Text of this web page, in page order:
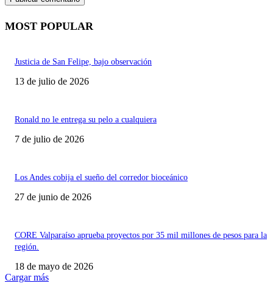
MOST POPULAR
Justicia de San Felipe, bajo observación
13 de julio de 2026
Ronald no le entrega su pelo a cualquiera
7 de julio de 2026
Los Andes cobija el sueño del corredor bioceánico
27 de junio de 2026
CORE Valparaíso aprueba proyectos por 35 mil millones de pesos para la
región.
18 de mayo de 2026
Cargar más